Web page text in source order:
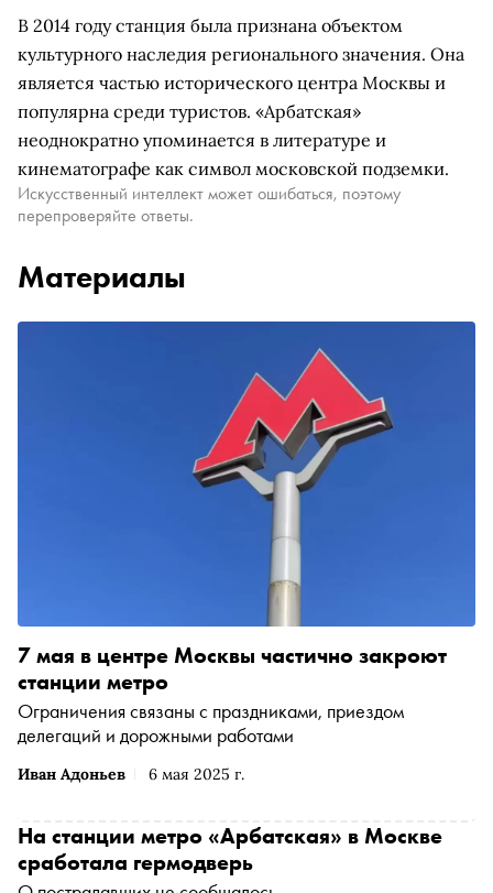
В 2014 году станция была признана объектом
культурного наследия регионального значения. Она
является частью исторического центра Москвы и
популярна среди туристов. «Арбатская»
неоднократно упоминается в литературе и
кинематографе как символ московской подземки.
Искусственный интеллект может ошибаться, поэтому
перепроверяйте ответы.
Материалы
Иван Адоньев 6 мая 2025 г.
7 мая в центре Москвы частично закроют
станции метро
Ограничения связаны с праздниками, приездом
делегаций и дорожными работами
На станции метро «Арбатская» в Москве
сработала гермодверь